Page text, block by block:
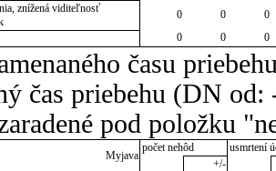
znížená viditeľnosť
0 0
0
0 0 0
času
čas priebehu (DN
pod položku
Myjava
počet nehôd
usmrtení
+/-